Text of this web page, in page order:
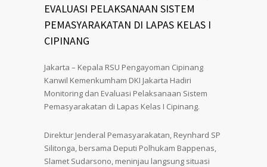
EVALUASI PELAKSANAAN SISTEM
PEMASYARAKATAN DI LAPAS KELAS I
CIPINANG
Jakarta – Kepala RSU Pengayoman Cipinang
Kanwil Kemenkumham DKI Jakarta Hadiri
Monitoring dan Evaluasi Pelaksanaan Sistem
Pemasyarakatan di Lapas Kelas I Cipinang.
Direktur Jenderal Pemasyarakatan, Reynhard SP
Silitonga, bersama Deputi Polhukam Bappenas,
Slamet Sudarsono, meninjau langsung situasi